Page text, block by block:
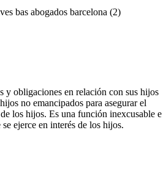
y obligaciones en relación con sus hijos
no emancipados para asegurar el
los hijos. Es una función inexcusable e
ejerce en interés de los hijos.